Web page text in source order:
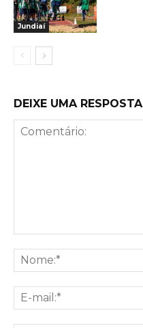
Jundiaí
DEIXE UMA RESPOSTA